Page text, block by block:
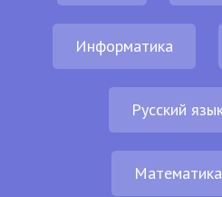
Информатика
Русский